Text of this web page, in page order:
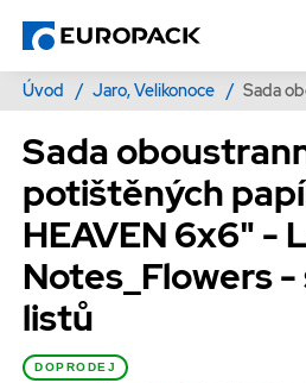
Úvod / Jaro, Velikonoce /
Sada
potištěných
HEAVEN 6x6" -
Notes_Flowers -
listů
DOPRODEJ